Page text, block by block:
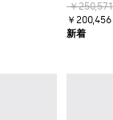
￥250,571
￥200,456